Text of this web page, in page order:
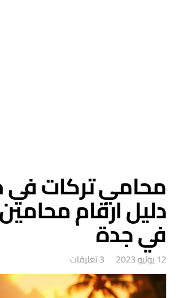
محامي تركات في
دليل ارقام
في جدة
12 يوليو 2023 3تعليقات